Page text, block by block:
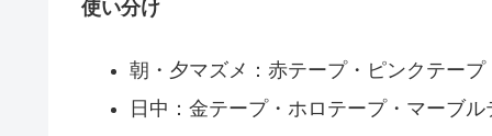
使い分け
朝・夕マズメ：赤テープ・ピンクテープ
日中：金テープ・ホロテープ・マーブル